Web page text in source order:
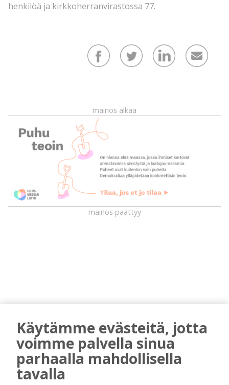
henkilöä ja kirkkoherranvirastossa 77.
mainos alkaa
mainos päättyy
AIEMMIN AIHEESTA
Kiuruvedelle ja Iisalmeen
ostopalvelulääkäri – tarkoituksena on
helpottaa kaupunkien lääkäripulaa
Käytämme evästeitä, jotta
voimme palvella sinua
parhaalla mahdollisella
tavalla